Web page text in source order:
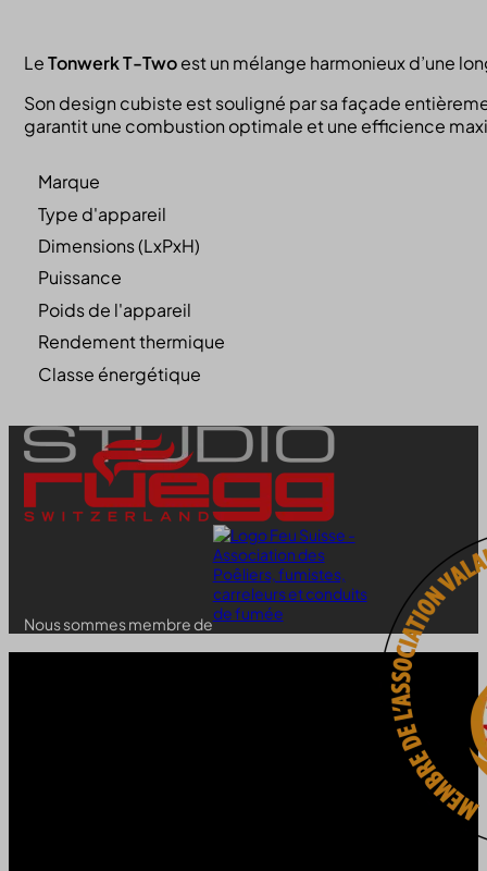
LeTonwerk T-Twoest un mélange harmonieux d’une
Son design cubiste est souligné par sa façade
garantit une combustion optimale et une efficience
Marque
Type d'appareil
Dimensions (LxPxH)
Puissance
Poids de l'appareil
Rendement thermique
Classe énergétique
Nous sommes membre de